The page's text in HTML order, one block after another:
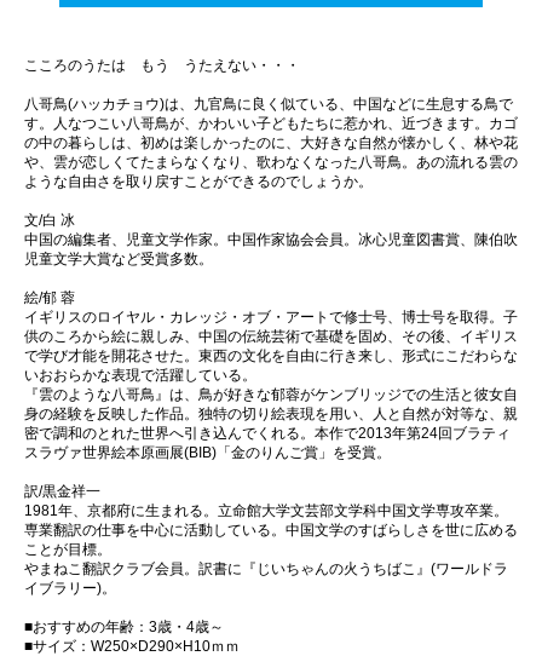
こころのうたは もう うたえない・・・
八哥鳥(ハッカチョウ)は、九官鳥に良く似ている、中国などに生息する鳥で
す。人なつこい八哥鳥が、かわいい子どもたちに惹かれ、近づきます。カゴ
の中の暮らしは、初めは楽しかったのに、大好きな自然が懐かしく、林や花
や、雲が恋しくてたまらなくなり、歌わなくなった八哥鳥。あの流れる雲の
ような自由さを取り戻すことができるのでしょうか。
文/白 冰
中国の編集者、児童文学作家。中国作家協会会員。冰心児童図書賞、陳伯吹
児童文学大賞など受賞多数。
絵/郁 蓉
イギリスのロイヤル・カレッジ・オブ・アートで修士号、博士号を取得。子
供のころから絵に親しみ、中国の伝統芸術で基礎を固め、その後、イギリス
で学び才能を開花させた。東西の文化を自由に行き来し、形式にこだわらな
いおおらかな表現で活躍している。
『雲のような八哥鳥』は、鳥が好きな郁蓉がケンブリッジでの生活と彼女自
身の経験を反映した作品。独特の切り絵表現を用い、人と自然が対等な、親
密で調和のとれた世界へ引き込んでくれる。本作で2013年第24回ブラティ
スラヴァ世界絵本原画展(BIB)「金のりんご賞」を受賞。
訳/黒金祥一
1981年、京都府に生まれる。立命館大学文芸部文学科中国文学専攻卒業。
専業翻訳の仕事を中心に活動している。中国文学のすばらしさを世に広める
ことが目標。
やまねこ翻訳クラブ会員。訳書に『じいちゃんの火うちばこ』(ワールドラ
イブラリー)。
■おすすめの年齢：3歳・4歳～
■サイズ：W250×D290×H10ｍｍ